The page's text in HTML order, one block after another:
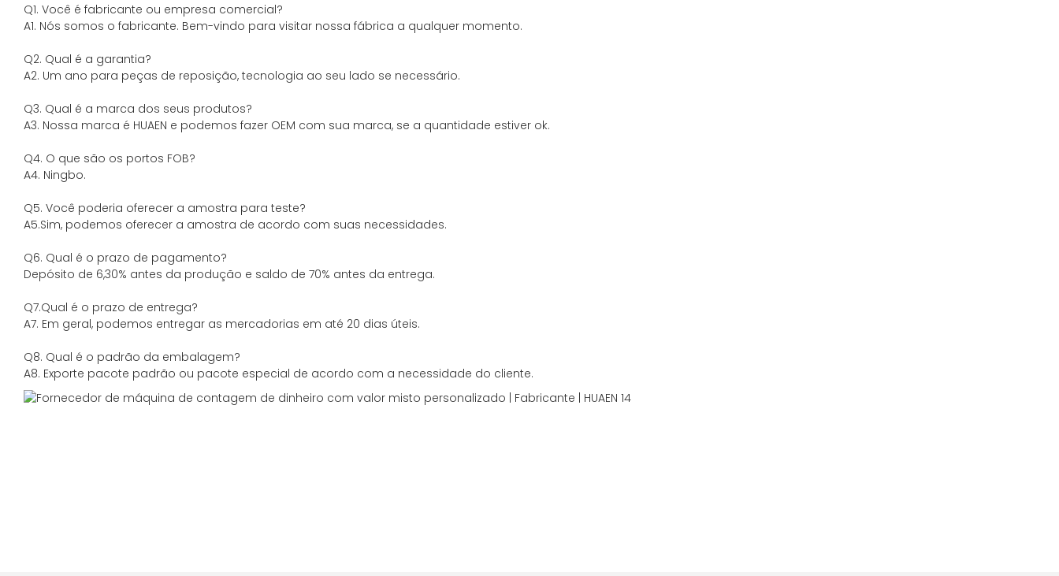
Q1. Você é fabricante ou empresa comercial?
A1. Nós somos o fabricante. Bem-vindo para visitar nossa fábrica a qualquer momento.
Q2. Qual é a garantia?
A2. Um ano para peças de reposição, tecnologia ao seu lado se necessário.
Q3. Qual é a marca dos seus produtos?
A3. Nossa marca é HUAEN e podemos fazer OEM com sua marca, se a quantidade estiver ok.
Q4. O que são os portos FOB?
A4. Ningbo.
Q5. Você poderia oferecer a amostra para teste?
A5.Sim, podemos oferecer a amostra de acordo com suas necessidades.
Q6. Qual é o prazo de pagamento?
Depósito de 6,30% antes da produção e saldo de 70% antes da entrega.
Q7.Qual é o prazo de entrega?
A7. Em geral, podemos entregar as mercadorias em até 20 dias úteis.
Q8. Qual é o padrão da embalagem?
A8. Exporte pacote padrão ou pacote especial de acordo com a necessidade do cliente.